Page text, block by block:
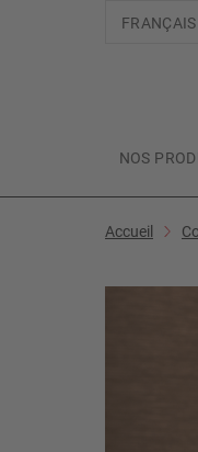
NOS
Langues
FRANÇAIS
Accueil